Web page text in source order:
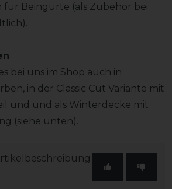
für Beingurte (als Zubehör bei
bei uns im Shop auch in
in der Classic Cut Variante mit
und und als Winterdecke mit
(siehe unten).